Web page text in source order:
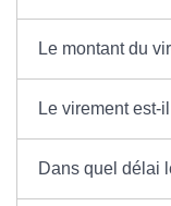
Le montant du
Le virement est-
Dans quel délai